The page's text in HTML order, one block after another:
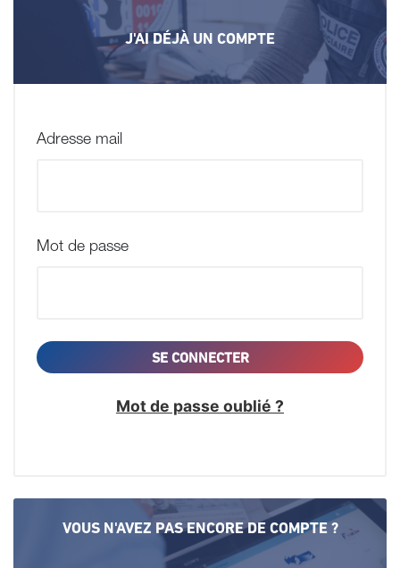
J'AI DÉJÀ UN COMPTE
Adresse mail
Mot de passe
SE CONNECTER
Mot de passe oublié ?
VOUS N'AVEZ PAS ENCORE DE COMPTE ?